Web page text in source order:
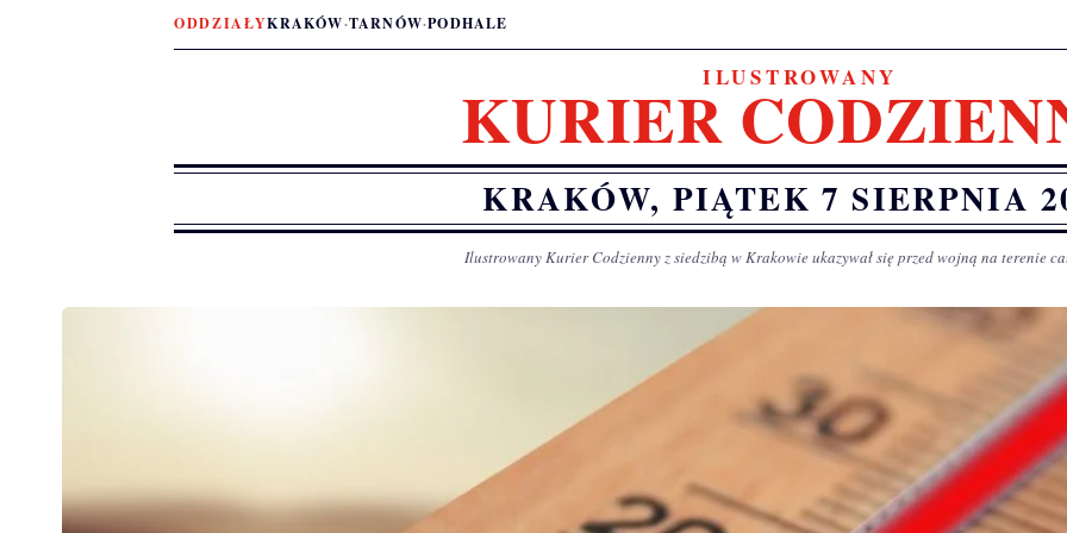
ODDZIAŁYKRAKÓW·TARNÓW·PODHALE
ILUSTROWANY
KURIER
KRAKÓW, PIĄTEK 7 SIERPNIA
Ilustrowany Kurier Codzienny z siedzibą w Krakowie ukazywał się przed wojną na terenie